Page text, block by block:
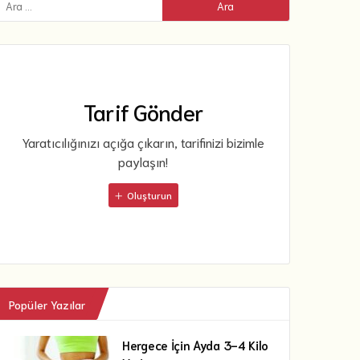
Tarif Gönder
Yaratıcılığınızı açığa çıkarın, tarifinizi bizimle
paylaşın!
Oluşturun
Popüler Yazılar
Hergece İçin Ayda 3-4 Kilo